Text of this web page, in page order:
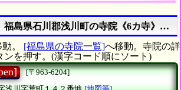
福島県石川郡浅川町の寺院《6カ寺》の
。 [福島県の寺院一覧]へ移動。寺院の詳
ンを押す。(漢字コード順にソート)
[〒963-6204]